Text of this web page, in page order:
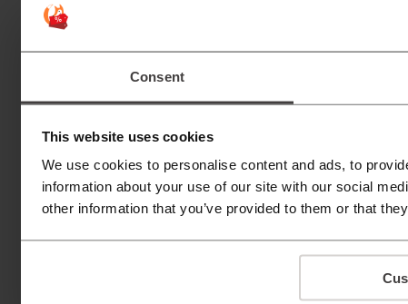
Consent
This website uses cookies
We use cookies to personalise content and ads, to
information about your use of our site with our social
other information that you’ve provided to them or that
Kostenlose
Passt Ihnen